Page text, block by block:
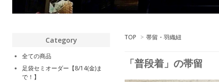
TOP > 帯留・羽織紐
「普段着」の帯留
Category
全ての商品
足袋セミオーダー【8/14(金)ま
で！】